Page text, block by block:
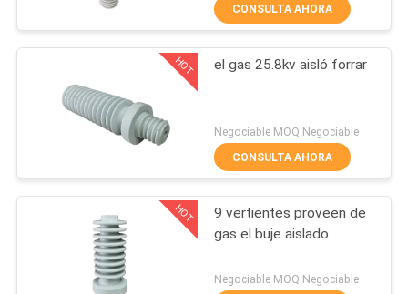
CONTROL
CALIDAD
EN
CONTACTO
Aislador sólido del
poste de la estación
de la base
93
CONSULTA AHORA
HOT el gas 25.8kv aisló forrar
Negociable MOQ:Negociable
CONSULTA AHORA
HOT
9 vertientes proveen de
gas el buje aislado
Negociable MOQ:Negociable